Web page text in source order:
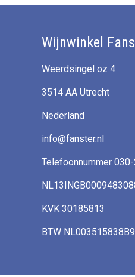
Wijnwinkel
Weerdsingel oz 4
3514 AA Utrecht
Nederland
info@fanster.nl
Telefoonnummer
KVK 30185813
BTW